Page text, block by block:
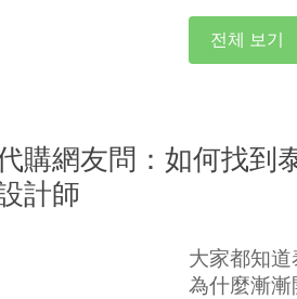
전체 보기
購網友問：如何找到
計師
大家都知
為什麼漸